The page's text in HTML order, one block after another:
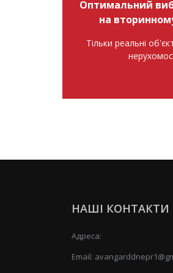
Оптимальний
на
Тільки реальні
НАШІ КОНТАКТИ
Адреса:
Email: